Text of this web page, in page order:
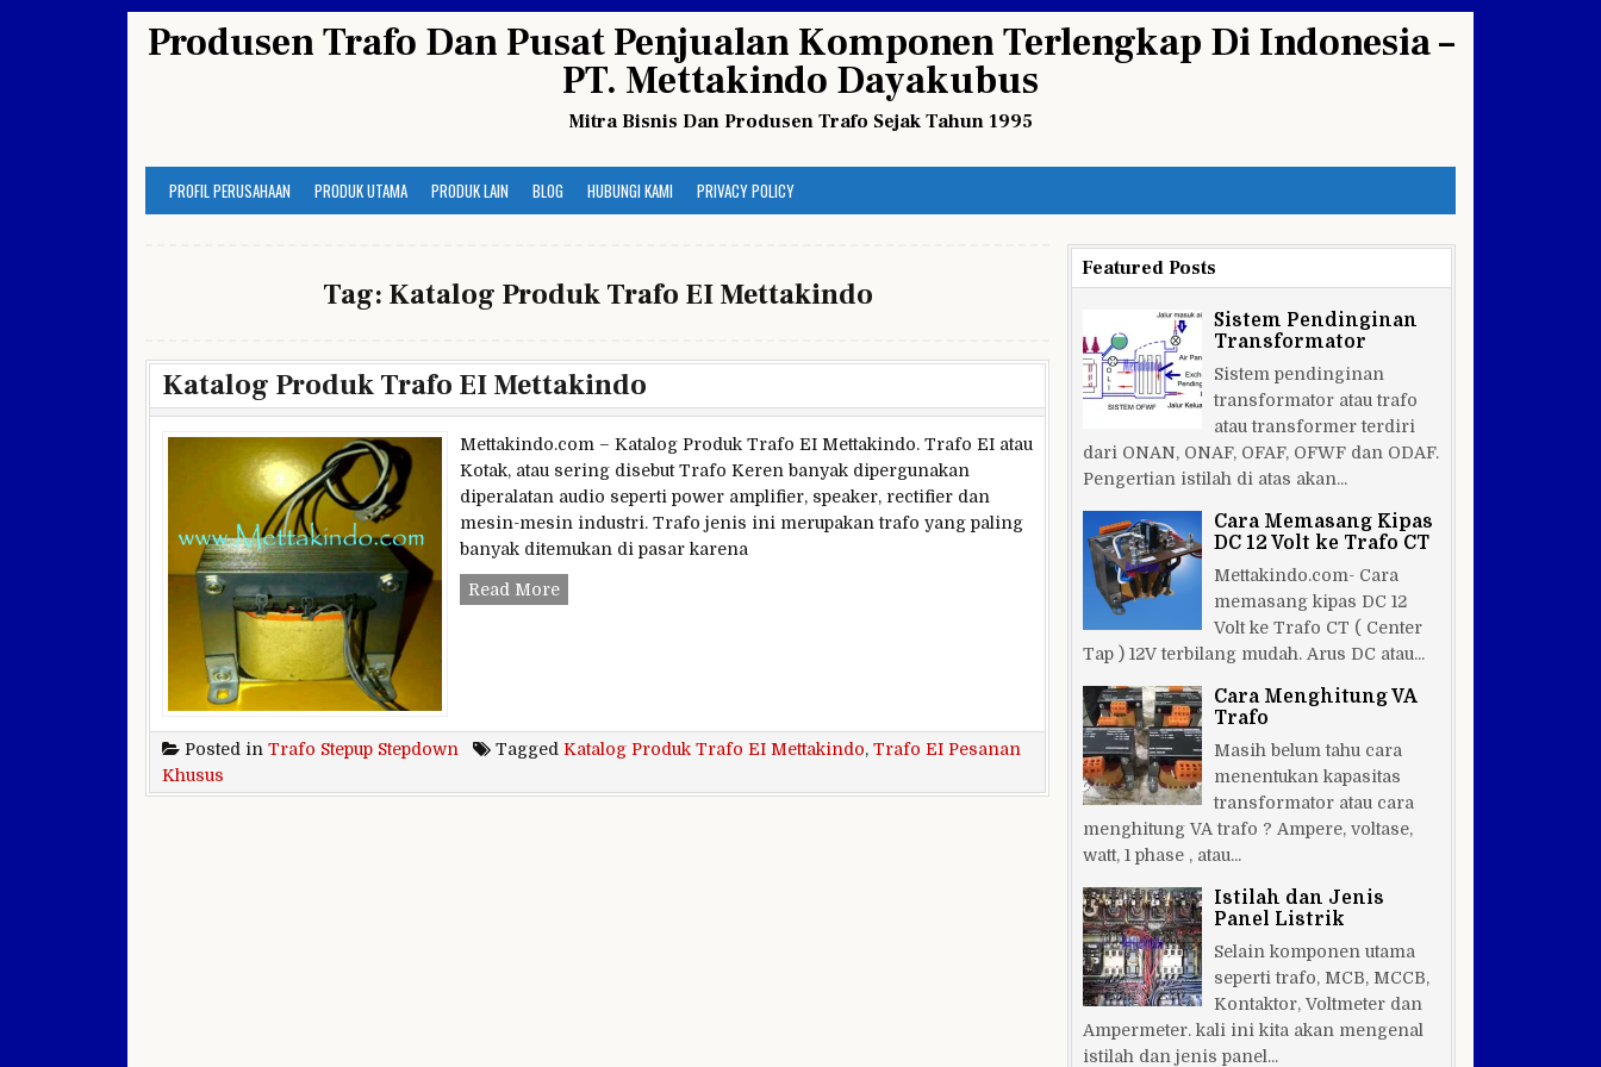
Produsen Trafo Dan Pusat Penjualan Komponen Terlengkap Di Indonesia –
PT. Mettakindo Dayakubus
Mitra Bisnis Dan Produsen Trafo Sejak Tahun 1995
PROFIL PERUSAHAAN PRODUK UTAMA PRODUK LAIN BLOG HUBUNGI KAMI PRIVACY POLICY
Tag: Katalog Produk Trafo EI Mettakindo
Katalog Produk Trafo EI Mettakindo
Mettakindo.com – Katalog Produk Trafo EI Mettakindo. Trafo EI atau
Kotak, atau sering disebut Trafo Keren banyak dipergunakan
diperalatan audio seperti power amplifier, speaker, rectifier dan
mesin-mesin industri. Trafo jenis ini merupakan trafo yang paling
banyak ditemukan di pasar karena
Read MoreKatalog
Posted in Trafo Stepup Stepdown Tagged Katalog Produk Trafo EI Mettakindo, Trafo EI Pesanan
Khusus
Featured Posts
Sistem Pendinginan
Transformator
Sistem pendinginan
transformator atau trafo
atau transformer terdiri
dari ONAN, ONAF, OFAF, OFWF dan ODAF.
Pengertian istilah di atas akan...
Cara Memasang Kipas
DC 12 Volt ke Trafo CT
Mettakindo.com- Cara
memasang kipas DC 12
Volt ke Trafo CT ( Center
Tap ) 12V terbilang mudah. Arus DC atau...
Cara Menghitung VA
Trafo
Masih belum tahu cara
menentukan kapasitas
transformator atau cara
menghitung VA trafo ? Ampere, voltase,
watt, 1 phase , atau...
Istilah dan Jenis
Panel Listrik
Selain komponen utama
seperti trafo, MCB, MCCB,
Kontaktor, Voltmeter dan
Ampermeter. kali ini kita akan mengenal
istilah dan jenis panel...